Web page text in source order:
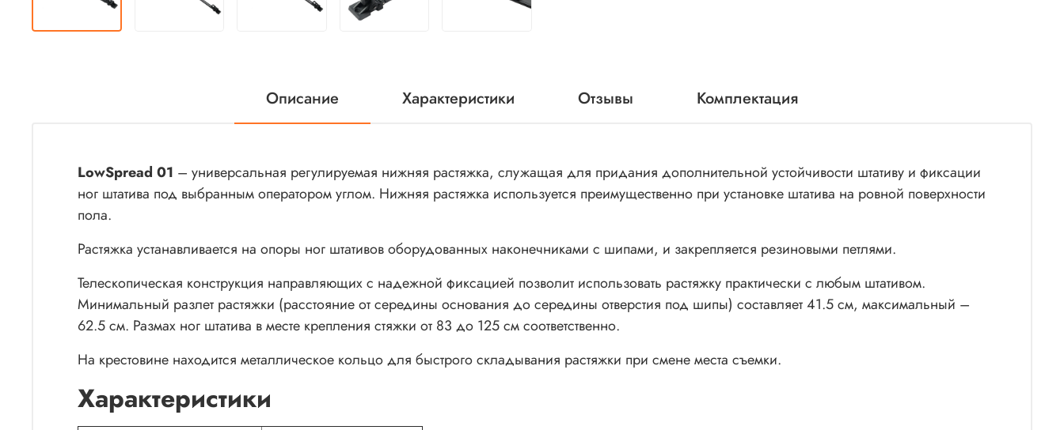
Описание Характеристики Отзывы Комплектация
LowSpread 01 – универсальная регулируемая нижняя растяжка, служащая для придания дополнительной устойчивости штативу и фиксации
ног штатива под выбранным оператором углом. Нижняя растяжка используется преимущественно при установке штатива на ровной поверхности
пола.
Растяжка устанавливается на опоры ног штативов оборудованных наконечниками с шипами, и закрепляется резиновыми петлями.
Телескопическая конструкция направляющих с надежной фиксацией позволит использовать растяжку практически с любым штативом.
Минимальный разлет растяжки (расстояние от середины основания до середины отверстия под шипы) составляет 41.5 см, максимальный –
62.5 см. Размах ног штатива в месте крепления стяжки от 83 до 125 см соответственно.
На крестовине находится металлическое кольцо для быстрого складывания растяжки при смене места съемки.
Характеристики